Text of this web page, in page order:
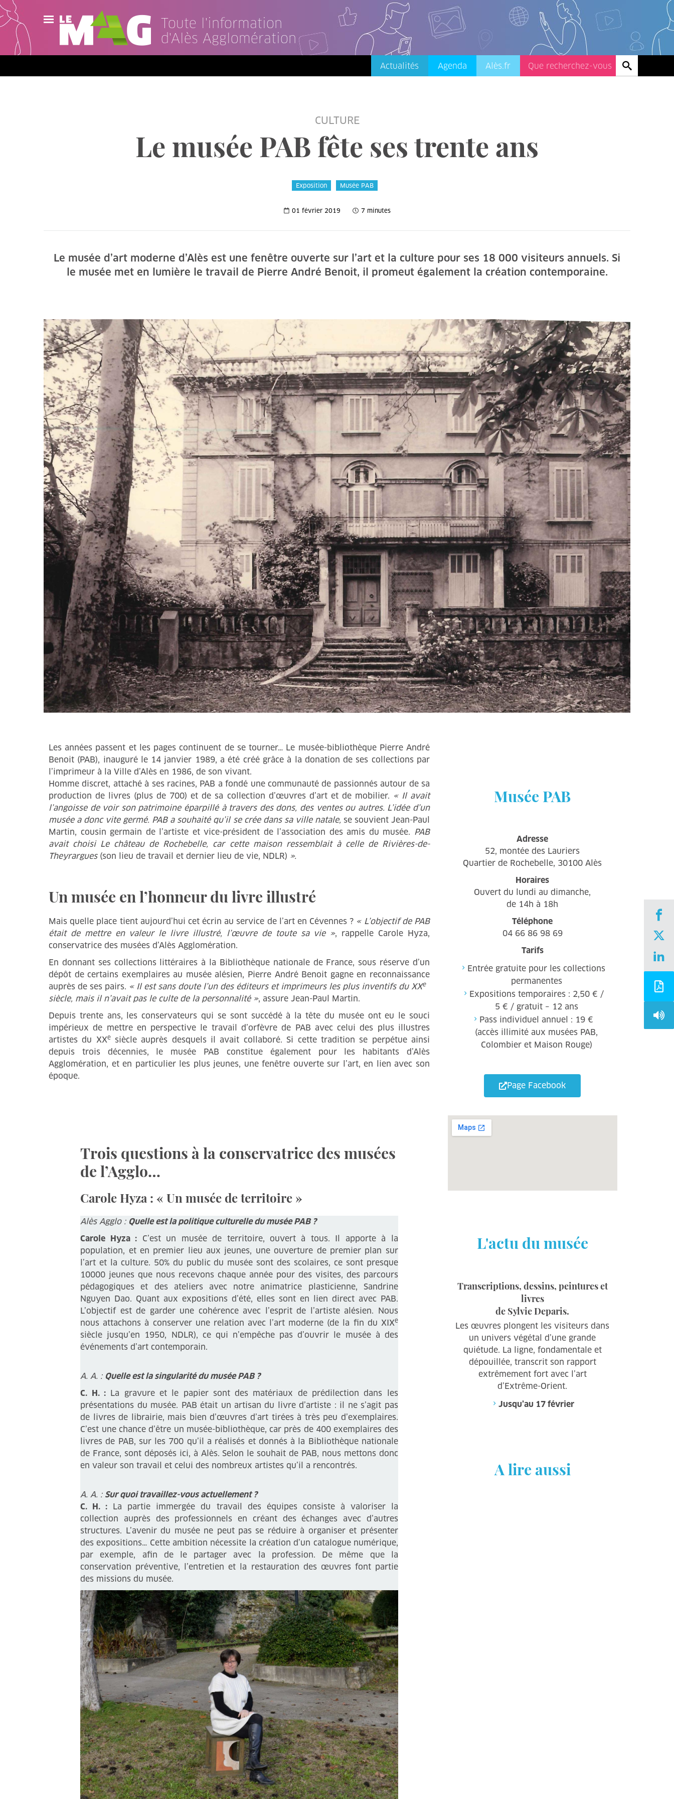
Toute l'information
d'Alès Agglomération
Actualités
Agenda
Actualités Agenda Alès.fr
CULTURE
Le musée PAB fête ses trente ans
Exposition Musée PAB
01 février 2019 7 minutes
Le musée d’art moderne d’Alès est une fenêtre ouverte sur l’art et la culture pour ses 18 000 visiteurs annuels. Si
le musée met en lumière le travail de Pierre André Benoit, il promeut également la création contemporaine.
Les années passent et les pages continuent de se tourner… Le musée-bibliothèque Pierre André
Benoit (PAB), inauguré le 14 janvier 1989, a été créé grâce à la donation de ses collections par
l’imprimeur à la Ville d’Alès en 1986, de son vivant.
Homme discret, attaché à ses racines, PAB a fondé une communauté de passionnés autour de sa
production de livres (plus de 700) et de sa collection d’œuvres d’art et de mobilier. « Il avait
l’angoisse de voir son patrimoine éparpillé à travers des dons, des ventes ou autres. L’idée d’un
musée a donc vite germé. PAB a souhaité qu’il se crée dans sa ville natale, se souvient Jean-Paul
Martin, cousin germain de l’artiste et vice-président de l’association des amis du musée. PAB
avait choisi Le château de Rochebelle, car cette maison ressemblait à celle de Rivières-de-
Theyrargues(son lieu de travail et dernier lieu de vie, NDLR) ».
Un musée en l’honneur du livre illustré
Mais quelle place tient aujourd’hui cet écrin au service de l’art en Cévennes ? « L’objectif de PAB
était de mettre en valeur le livre illustré, l’œuvre de toute sa vie », rappelle Carole Hyza,
conservatrice des musées d’Alès Agglomération.
En donnant ses collections littéraires à la Bibliothèque nationale de France, sous réserve d’un
dépôt de certains exemplaires au musée alésien, Pierre André Benoit gagne en reconnaissance
auprès de ses pairs. « Il est sans doute l’un des éditeurs et imprimeurs les plus inventifs du XXe
siècle, mais il n’avait pas le culte de la personnalité », assure Jean-Paul Martin.
Depuis trente ans, les conservateurs qui se sont succédé à la tête du musée ont eu le souci
impérieux de mettre en perspective le travail d’orfèvre de PAB avec celui des plus illustres
artistes du XXesiècle auprès desquels il avait collaboré. Si cette tradition se perpétue ainsi
depuis trois décennies, le musée PAB constitue également pour les habitants d’Alès
Agglomération, et en particulier les plus jeunes, une fenêtre ouverte sur l’art, en lien avec son
époque.
Trois questions à la conservatrice des musées
de l’Agglo…
Carole Hyza : « Un musée de territoire »
Alès Agglo : Quelle est la politique culturelle du musée PAB ?
Carole Hyza : C’est un musée de territoire, ouvert à tous. Il apporte à la
population, et en premier lieu aux jeunes, une ouverture de premier plan sur
l’art et la culture. 50% du public du musée sont des scolaires, ce sont presque
10000 jeunes que nous recevons chaque année pour des visites, des parcours
pédagogiques et des ateliers avec notre animatrice plasticienne, Sandrine
Nguyen Dao. Quant aux expositions d’été, elles sont en lien direct avec PAB.
L’objectif est de garder une cohérence avec l’esprit de l’artiste alésien. Nous
nous attachons à conserver une relation avec l’art moderne (de la fin du XIXe
siècle jusqu’en 1950, NDLR), ce qui n’empêche pas d’ouvrir le musée à des
événements d’art contemporain.
A. A. : Quelle est la singularité du musée PAB ?
C. H. :La gravure et le papier sont des matériaux de prédilection dans les
présentations du musée. PAB était un artisan du livre d’artiste : il ne s’agit pas
de livres de librairie, mais bien d’œuvres d’art tirées à très peu d’exemplaires.
C’est une chance d’être un musée-bibliothèque, car près de 400 exemplaires des
livres de PAB, sur les 700 qu’il a réalisés et donnés à la Bibliothèque nationale
de France, sont déposés ici, à Alès. Selon le souhait de PAB, nous mettons donc
en valeur son travail et celui des nombreux artistes qu’il a rencontrés.
A. A. : Sur quoi travaillez-vous actuellement ?
C. H. : La partie immergée du travail des équipes consiste à valoriser la
collection auprès des professionnels en créant des échanges avec d’autres
structures. L’avenir du musée ne peut pas se réduire à organiser et présenter
des expositions… Cette ambition nécessite la création d’un catalogue numérique,
par exemple, afin de le partager avec la profession. De même que la
conservation préventive, l’entretien et la restauration des œuvres font partie
des missions du musée.
Musée PAB
Adresse
52, montée des Lauriers
Quartier de Rochebelle, 30100 Alès
Horaires
Ouvert du lundi au dimanche,
de 14h à 18h
Téléphone
04 66 86 98 69
Tarifs
Entrée gratuite pour les collections
permanentes
Expositions temporaires : 2,50 € /
5 € / gratuit – 12 ans
Pass individuel annuel : 19 €
(accès illimité aux musées PAB,
Colombier et Maison Rouge)
Page Facebook
L'actu du musée
Transcriptions, dessins, peintures et
livres
de Sylvie Deparis.
Les œuvres plongent les visiteurs dans
un univers végétal d’une grande
quiétude. La ligne, fondamentale et
dépouillée, transcrit son rapport
extrêmement fort avec l’art
d’Extrême-Orient.
Jusqu’au 17 février
A lire aussi